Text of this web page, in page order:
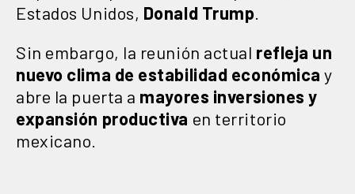
Estados Unidos, Donald Trump
Sin embargo, la reunión actual refleja un
nuevo clima de estabilidad económica y
abre la puerta a mayores inversiones y
expansión productiva en territorio
mexicano.